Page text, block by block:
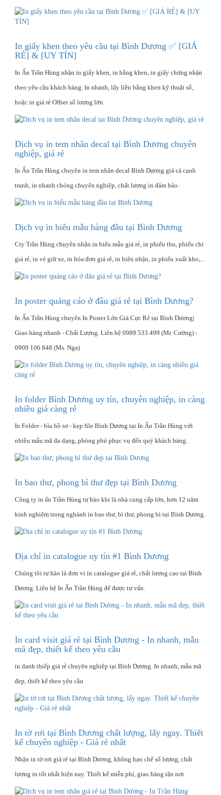
In giấy khen theo yêu cầu tại Bình Dương ✅ [GIÁ
RẺ] & [UY TÍN]
In Ấn Trần Hùng nhận in giấy khen, in bằng khen, in giấy chứng nhận
theo yêu cầu khách hàng. In nhanh, lấy liền bằng khen kỹ thuật số,
hoặc in giá rẻ Offset số lượng lớn.
Dịch vụ in tem nhãn decal tại Bình Dương chuyên
nghiệp, giá rẻ
In Ấn Trần Hùng chuyên in tem nhãn decal Bình Dương giá cả cạnh
tranh, in nhanh chóng chuyên nghiệp, chất lượng in đảm bảo.
Dịch vụ in biểu mẫu hàng đầu tại Bình Dương
Cty Trần Hùng chuyên nhận in biểu mẫu giá rẻ, in phiếu thu, phiếu chi
giá rẻ, in vé giữ xe, in hóa đơn giá rẻ, in biên nhận, in phiếu xuất kho,...
In poster quảng cáo ở đâu giá rẻ tại Bình Dương?
In Ấn Trần Hùng chuyên In Poster Lớn Giá Cực Rẻ tại Bình Dương|
Giao hàng nhanh - Chất Lượng‎. Liên hệ 0989 533 499 (Mr. Cường) -
0909 106 848 (Ms. Nga)
In folder Bình Dương uy tín, chuyên nghiệp, in càng
nhiều giá càng rẻ
In Folder - bìa hồ sơ - kẹp file Bình Dương tại In Ấn Trần Hùng với
nhiều mẫu mã đa dạng, phòng phú phục vụ đến quý khách hàng.
In bao thư, phong bì thư đẹp tại Bình Dương
Công ty in ấn Trần Hùng tự hào khi là nhà cung cấp lớn, hơn 12 năm
kinh nghiệm trong nghành in bao thư, bì thư, phong bì tại Bình Dương.
Địa chỉ in catalogue uy tín #1 Bình Dương
Chúng tôi tự hào là đơn vị in catalogue giá rẻ, chất lượng cao tại Bình
Dương. Liên hệ In Ấn Trần Hùng để được tư vấn.
In card visit giá rẻ tại Bình Dương - In nhanh, mẫu
mã đẹp, thiết kế theo yêu cầu
in danh thiếp giá rẻ chuyên nghiệp tại Bình Dương. In nhanh, mẫu mã
đẹp, thiết kế theo yêu cầu
In tờ rơi tại Bình Dương chất lượng, lấy ngay. Thiết
kế chuyên nghiệp - Giá rẻ nhất
Nhận in tờ rơi giá rẻ tại Bình Dương, không hạn chế số lượng, chất
lượng in tốt nhất hiện nay. Thiết kế miễn phí, giao hàng tận nơi.